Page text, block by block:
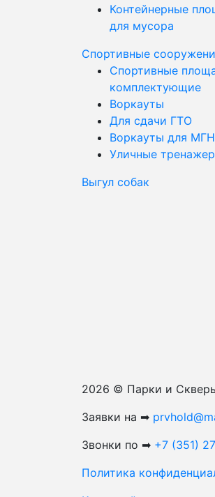
Контейнерные
для мусора
Спортивные
Спортивные
комплектующие
Воркауты
Для сдачи ГТО
Воркауты для МГН
Уличные
Выгул собак
2026 © Парки и
Заявки на ➡
Звонки по ➡ +7 (351)
Политика